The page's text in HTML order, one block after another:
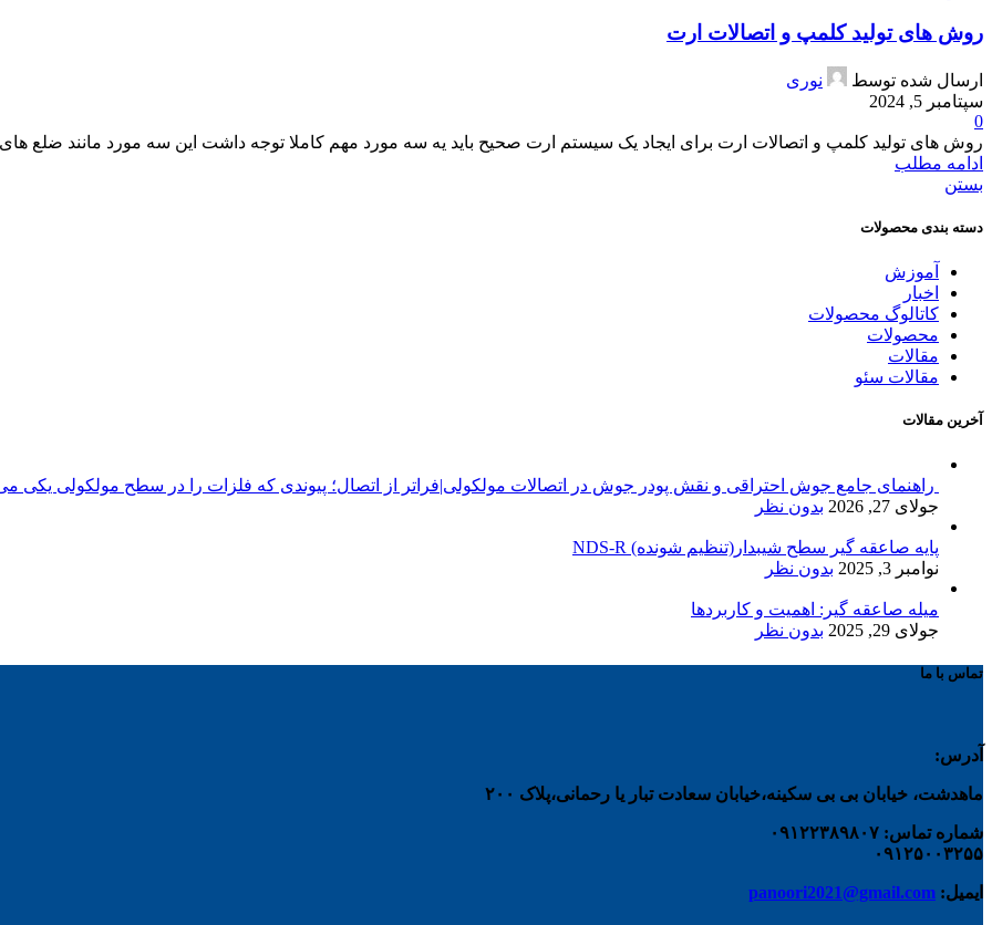
روش های تولید کلمپ و اتصالات ارت
ارسال شده توسط
نوری
سپتامبر 5, 2024
0
روش های تولید کلمپ و اتصالات ارت برای ایجاد یک سیستم ارت صحیح باید یه سه مورد مهم کاملا توجه داشت این سه مورد مانند ضلع
ادامه مطلب
بستن
دسته بندی محصولات
آموزش
اخبار
کاتالوگ محصولات
محصولات
مقالات
مقالات سئو
آخرین مقالات
راهنمای جامع جوش احتراقی و نقش پودر جوش در اتصالات مولکولی|فراتر از اتصال؛ پیوندی که فلزات را در سطح مولکولی یکی
جولای 27, 2026
بدون نظر
پایه صاعقه گیر سطح شیبدار(تنظیم شونده) NDS-R
نوامبر 3, 2025
بدون نظر
میله صاعقه گیر: اهمیت و کاربردها
جولای 29, 2025
بدون نظر
تماس با ما
آدرس:
ماهدشت، خیابان بی بی سکینه،خیابان سعادت تبار یا رحمانی،پلاک ۲۰۰
شماره تماس: ۰۹۱۲۲۳۸۹۸۰۷
۰۹۱۲۵۰۰۳۲۵۵
ایمیل: panoori2021@gmail.com